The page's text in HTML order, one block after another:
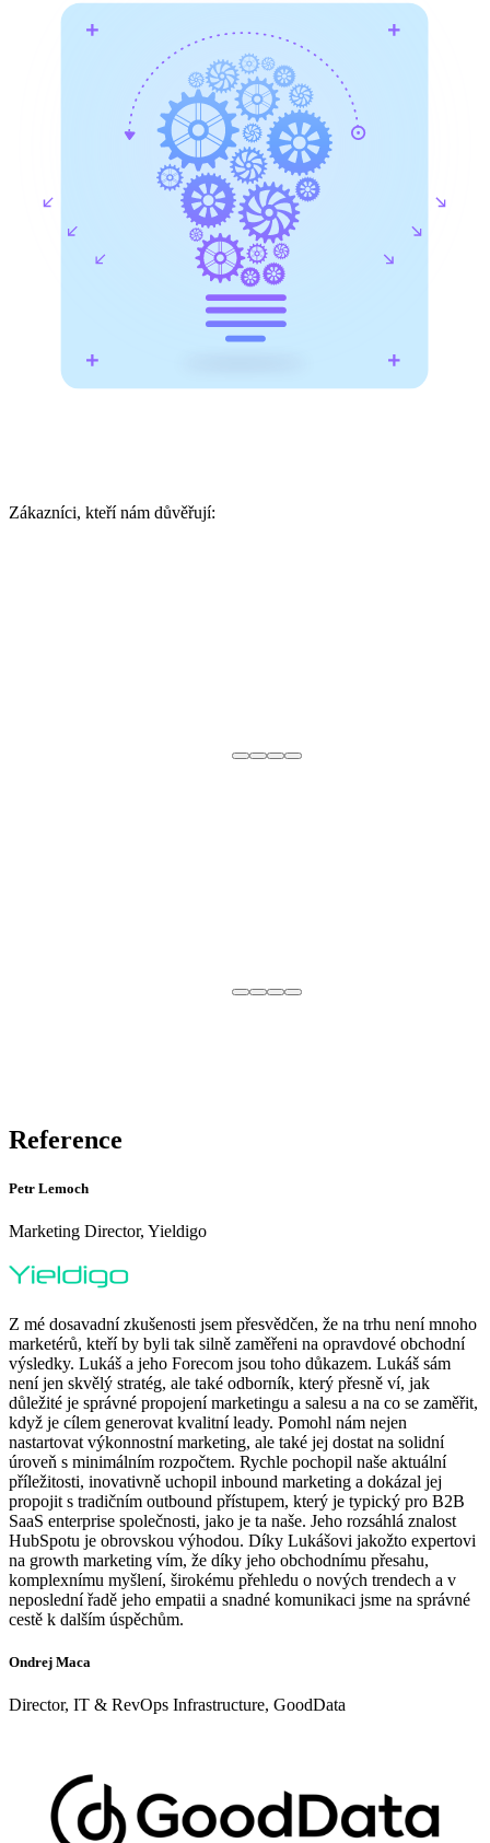
Zákazníci, kteří nám důvěřují:
Reference
Petr Lemoch
Marketing Director, Yieldigo
Z mé dosavadní zkušenosti jsem přesvědčen, že na trhu není mnoho
marketérů, kteří by byli tak silně zaměřeni na opravdové obchodní
výsledky. Lukáš a jeho Forecom jsou toho důkazem. Lukáš sám
není jen skvělý stratég, ale také odborník, který přesně ví, jak
důležité je správné propojení marketingu a salesu a na co se zaměřit,
když je cílem generovat kvalitní leady. Pomohl nám nejen
nastartovat výkonnostní marketing, ale také jej dostat na solidní
úroveň s minimálním rozpočtem. Rychle pochopil naše aktuální
příležitosti, inovativně uchopil inbound marketing a dokázal jej
propojit s tradičním outbound přístupem, který je typický pro B2B
SaaS enterprise společnosti, jako je ta naše. Jeho rozsáhlá znalost
HubSpotu je obrovskou výhodou. Díky Lukášovi jakožto expertovi
na growth marketing vím, že díky jeho obchodnímu přesahu,
komplexnímu myšlení, širokému přehledu o nových trendech a v
neposlední řadě jeho empatii a snadné komunikaci jsme na správné
cestě k dalším úspěchům.
Ondrej Maca
Director, IT & RevOps Infrastructure, GoodData